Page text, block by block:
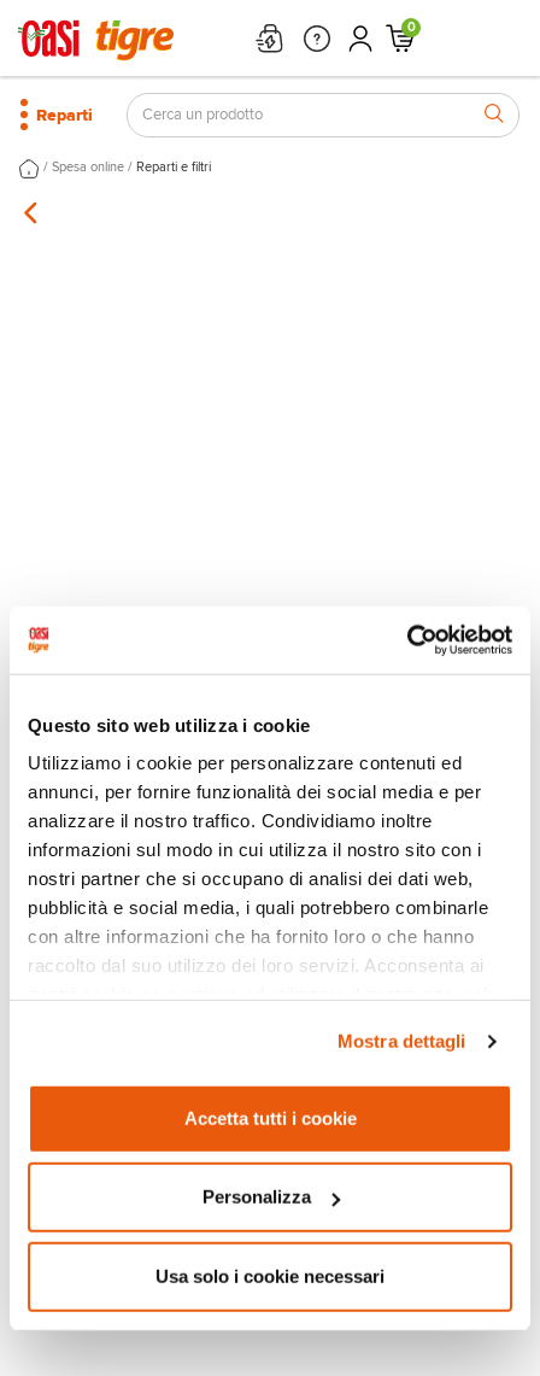
Questo sito web utilizza i cookie
Utilizziamo i cookie per personalizzare contenuti ed
annunci, per fornire funzionalità dei social media e per
analizzare il nostro traffico. Condividiamo inoltre
informazioni sul modo in cui utilizza il nostro sito con i
nostri partner che si occupano di analisi dei dati web,
pubblicità e social media, i quali potrebbero combinarle
con altre informazioni che ha fornito loro o che hanno
raccolto dal suo utilizzo dei loro servizi. Acconsenta ai
Mostra dettagli
Accetta tutti i cookie
Personalizza
Usa solo i cookie necessari
0
Reparti
/ Spesa online / Reparti e filtri